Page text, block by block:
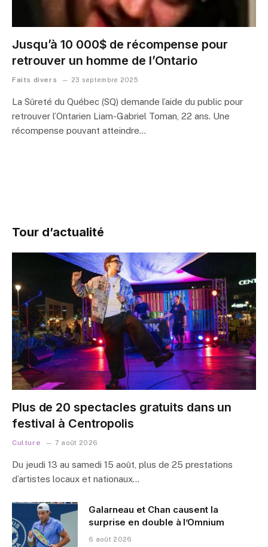
Jusqu’à 10 000$ de récompense pour
retrouver un homme de l’Ontario
Faits divers 23 septembre 2025
La Sûreté du Québec (SQ) demande l’aide du public pour
retrouver l’Ontarien Liam-Gabriel Toman, 22 ans. Une
récompense pouvant atteindre…
Tour d’actualité
Plus de 20 spectacles gratuits dans un
festival à Centropolis
Culture 7 août 2026
Du jeudi 13 au samedi 15 août, plus de 25 prestations
d’artistes locaux et nationaux…
Galarneau et Chan causent la
surprise en double à l’Omnium
6 août 2026